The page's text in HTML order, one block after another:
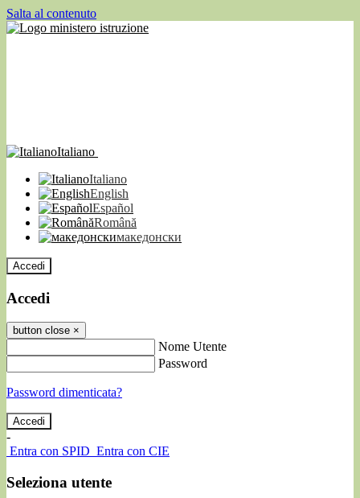
Salta al contenuto
Italiano
Italiano
English
Español
Română
македонски
Accedi
Accedi
button close ×
Nome Utente
Password
Password dimenticata?
-
Entra con SPID Entra con CIE
Seleziona utente